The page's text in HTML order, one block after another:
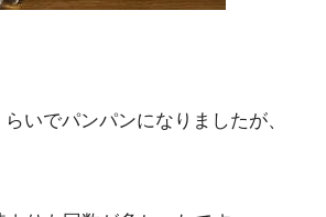
いでパンパンになりましたが、